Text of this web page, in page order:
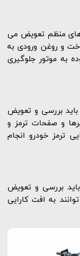
منظم تعویض می
و روغن ورودی به
به موتور جلوگیری
بررسی و تعویض
و صفحات ترمز و
ترمز خودرو انجام
بررسی و تعویض
به افت کارایی